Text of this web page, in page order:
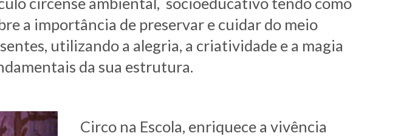
a importância de preservar e cuidar do meio
utilizando a alegria, a criatividade e a magia
da sua estrutura.
Circo na Escola, enriquece a vivência